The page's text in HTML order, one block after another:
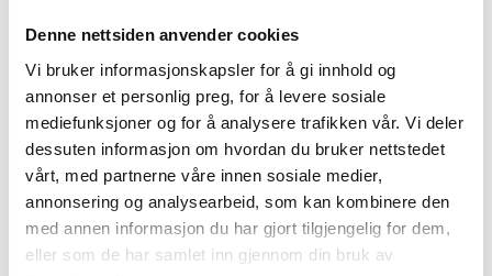
Denne nettsiden anvender cookies
Vi bruker informasjonskapsler for å gi innhold og
annonser et personlig preg, for å levere sosiale
mediefunksjoner og for å analysere trafikken vår. Vi deler
dessuten informasjon om hvordan du bruker nettstedet
vårt, med partnerne våre innen sosiale medier,
annonsering og analysearbeid, som kan kombinere den
med annen informasjon du har gjort tilgjengelig for dem,
eller som de har samlet inn gjennom din bruk av
20/02/2023
Elektro Fiber
Elektro Fiber leverer alt av elektro og